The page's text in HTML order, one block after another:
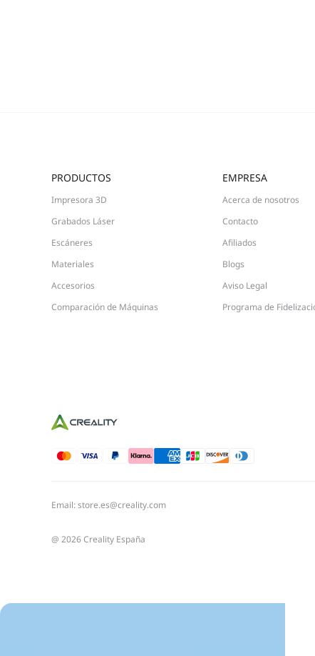
PRODUCTOS
Impresora 3D
Grabados Láser
Escáneres
Materiales
Accesorios
Comparación de Máquinas
EMPRESA
Acerca de nosotros
Contacto
Afiliados
Blogs
Aviso Legal
Programa de
Email: store.es@creality.com
@ 2026 Creality España